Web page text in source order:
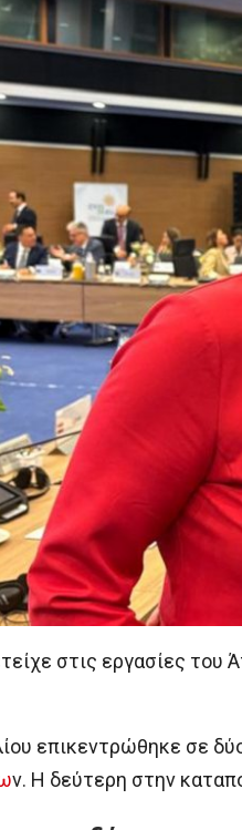
στις εργασίες
επικεντρώθηκε σε
ν. Η δεύτερη στην